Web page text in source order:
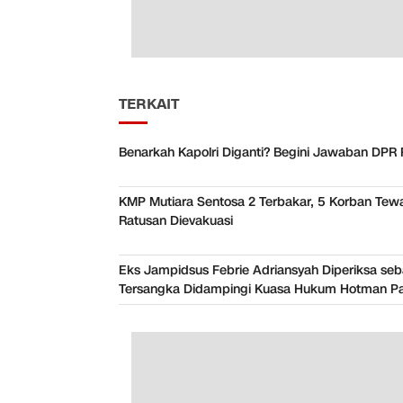
TERKAIT
Benarkah Kapolri Diganti? Begini Jawaban DPR
KMP Mutiara Sentosa 2 Terbakar, 5 Korban
Ratusan Dievakuasi
Eks Jampidsus Febrie Adriansyah Diperiksa
Tersangka Didampingi Kuasa Hukum Hotman